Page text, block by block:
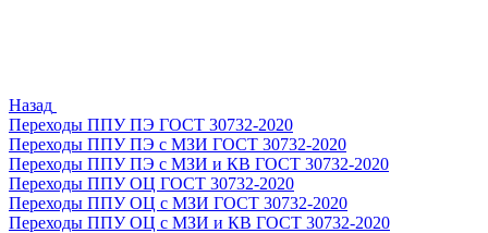
Назад
Переходы ППУ ПЭ ГОСТ 30732-2020
Переходы ППУ ПЭ с МЗИ ГОСТ 30732-2020
Переходы ППУ ПЭ с МЗИ и КВ ГОСТ 30732-2020
Переходы ППУ ОЦ ГОСТ 30732-2020
Переходы ППУ ОЦ с МЗИ ГОСТ 30732-2020
Переходы ППУ ОЦ с МЗИ и КВ ГОСТ 30732-2020